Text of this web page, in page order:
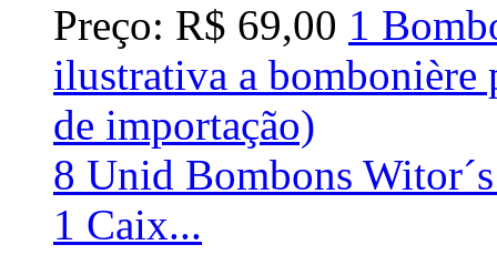
Preço: R$ 69,00 1
ilustrativa a bombonière
de importação)
8 Unid Bombons
1 Caix...